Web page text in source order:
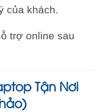
của khách.
trợ online sau
Tận Nơi